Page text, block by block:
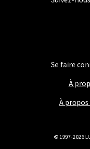
Se faire
À
À
© 1997-2026